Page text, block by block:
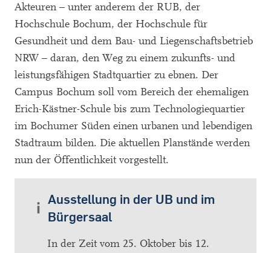
Akteuren – unter anderem der RUB, der
Hochschule Bochum, der Hochschule für
Gesundheit und dem Bau- und Liegenschaftsbetrieb
NRW – daran, den Weg zu einem zukunfts- und
leistungsfähigen Stadtquartier zu ebnen. Der
Campus Bochum soll vom Bereich der ehemaligen
Erich-Kästner-Schule bis zum Technologiequartier
im Bochumer Süden einen urbanen und lebendigen
Stadtraum bilden. Die aktuellen Planstände werden
nun der Öffentlichkeit vorgestellt.
Ausstellung in der UB und im
Bürgersaal
In der Zeit vom 25. Oktober bis 12.